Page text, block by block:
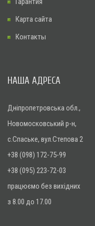
Карта сайта
Контакты
НАША АДРЕСА
Дніпропетровська обл.,
Новомосковський р-н,
с.Спаське, вул.Степова 2
+38 (098) 172-75-99
+38 (095) 223-72-03
працюємо без вихідних
з 8.00 до 17.00